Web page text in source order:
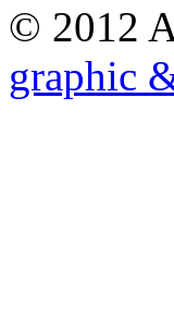
© 2012
graphic